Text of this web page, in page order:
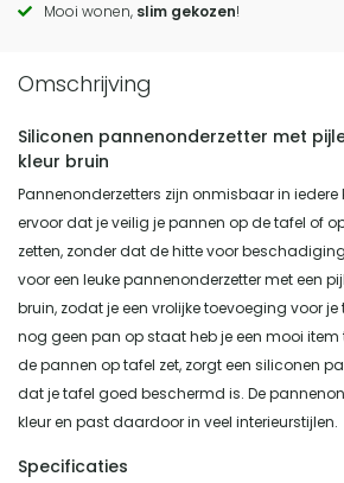
Mooi wonen, slim gekozen!
Siliconen pannenonderzetter met
kleur bruin
Pannenonderzetters zijn onmisbaar in iedere
ervoor dat je veilig je pannen op de tafel of
zetten, zonder dat de hitte voor
voor een leuke pannenonderzetter met een
bruin, zodat je een vrolijke toevoeging voor je
nog geen pan op staat heb je een mooi item
de pannen op tafel zet, zorgt een siliconen
dat je tafel goed beschermd is. De
kleur en past daardoor in veel interieurstijlen.
Specificaties